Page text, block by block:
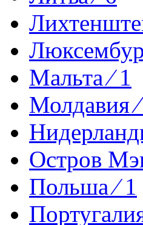
Мальта ⁄ 1
Молдавия
Остров
Польша ⁄ 1